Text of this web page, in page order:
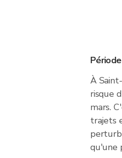
À
risque
mars.
trajets
qu'une